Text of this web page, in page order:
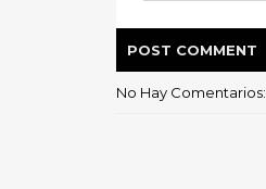
POST COMMENT
No Hay Comentarios: